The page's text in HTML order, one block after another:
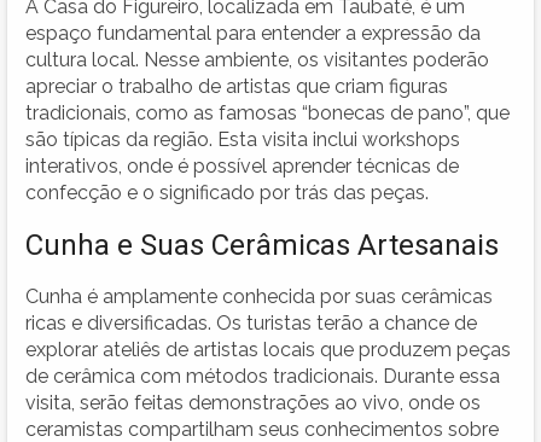
A Casa do Figureiro, localizada em Taubaté, é um
espaço fundamental para entender a expressão da
cultura local. Nesse ambiente, os visitantes poderão
apreciar o trabalho de artistas que criam figuras
tradicionais, como as famosas “bonecas de pano”, que
são típicas da região. Esta visita inclui workshops
interativos, onde é possível aprender técnicas de
confecção e o significado por trás das peças.
Cunha e Suas Cerâmicas Artesanais
Cunha é amplamente conhecida por suas cerâmicas
ricas e diversificadas. Os turistas terão a chance de
explorar ateliês de artistas locais que produzem peças
de cerâmica com métodos tradicionais. Durante essa
visita, serão feitas demonstrações ao vivo, onde os
ceramistas compartilham seus conhecimentos sobre